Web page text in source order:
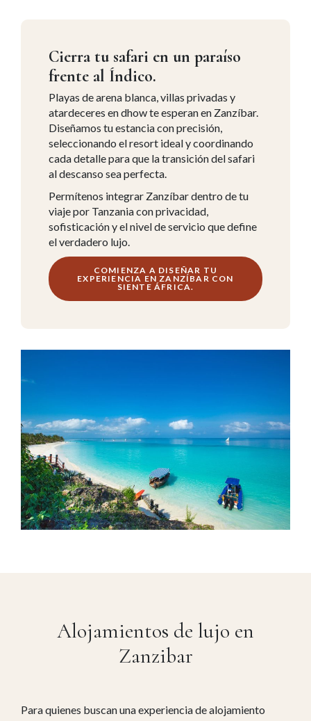
Cierra tu safari en un paraíso
frente al Índico.
Playas de arena blanca, villas privadas y
atardeceres en dhow te esperan en Zanzíbar.
Diseñamos tu estancia con precisión,
seleccionando el resort ideal y coordinando
cada detalle para que la transición del safari
al descanso sea perfecta.
Permítenos integrar Zanzíbar dentro de tu
viaje por Tanzania con privacidad,
sofisticación y el nivel de servicio que define
el verdadero lujo.
COMIENZA A DISEÑAR TU
EXPERIENCIA EN ZANZÍBAR CON
SIENTE ÁFRICA.
Alojamientos de lujo en
Zanzibar
Para quienes buscan una experiencia de alojamiento